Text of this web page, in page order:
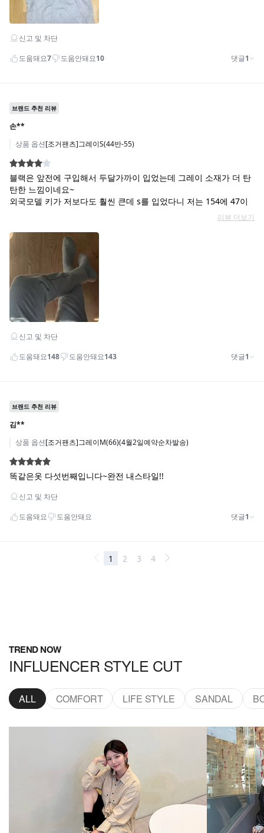
TREND NOW
INFLUENCER STYLE CUT
ALL COMFORT LIFE STYLE SANDAL